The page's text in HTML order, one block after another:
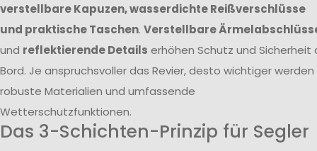
verstellbare Kapuzen, wasserdichte Reißverschlüsse
und praktische Taschen. Verstellbare
und reflektierende Details erhöhen Schutz und Sicherheit
Bord. Je anspruchsvoller das Revier, desto wichtiger werden
robuste Materialien und umfassende
Wetterschutzfunktionen.
Das 3-Schichten-Prinzip für Segler